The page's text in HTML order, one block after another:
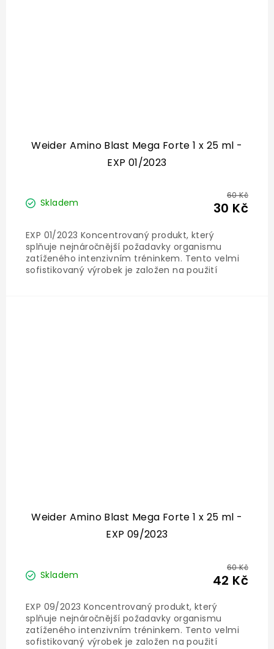
Weider Amino Blast Mega Forte 1 x 25 ml -
EXP 01/2023
Skladem
60 Kč
30 Kč
EXP 01/2023 Koncentrovaný produkt, který
splňuje nejnáročnější požadavky organismu
zatíženého intenzivním tréninkem. Tento velmi
sofistikovaný výrobek je založen na použití
Weider Amino Blast Mega Forte 1 x 25 ml -
EXP 09/2023
Skladem
60 Kč
42 Kč
EXP 09/2023 Koncentrovaný produkt, který
splňuje nejnáročnější požadavky organismu
zatíženého intenzivním tréninkem. Tento velmi
sofistikovaný výrobek je založen na použití